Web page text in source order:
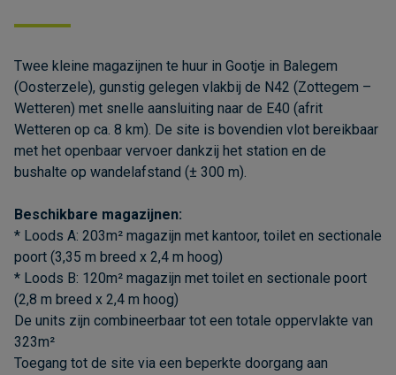
Twee kleine magazijnen te huur in Gootje in Balegem
(Oosterzele), gunstig gelegen vlakbij de N42 (Zottegem –
Wetteren) met snelle aansluiting naar de E40 (afrit
Wetteren op ca. 8 km). De site is bovendien vlot bereikbaar
met het openbaar vervoer dankzij het station en de
bushalte op wandelafstand (± 300 m).
Beschikbare magazijnen:
* Loods A: 203m² magazijn met kantoor, toilet en sectionale
poort (3,35 m breed x 2,4 m hoog)
* Loods B: 120m² magazijn met toilet en sectionale poort
(2,8 m breed x 2,4 m hoog)
De units zijn combineerbaar tot een totale oppervlakte van
323m²
Toegang tot de site via een beperkte doorgang aan